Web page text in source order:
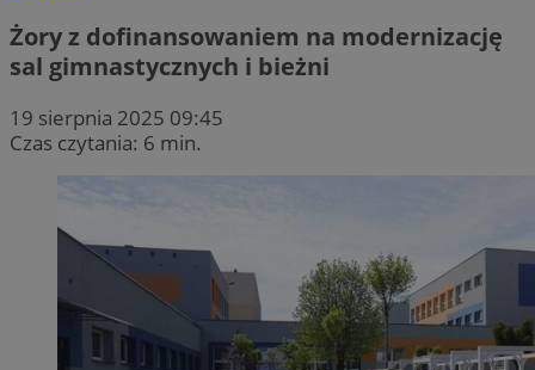
Żory z dofinansowaniem na modernizację
sal gimnastycznych i bieżni
19 sierpnia 2025 09:45
Czas czytania: 6 min.